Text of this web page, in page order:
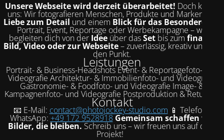
Unsere Webseite wird derzeit überarbeitet! Doch kurz zu
uns: Wir fotografieren Menschen, Produkte und Marken mit
Liebe zum Detail und einem Blick für das Besondere
Portrait, Event, Reportage oder Werbekampagne – wir
begleiten dich von der Ideeüber dasSetbis zum finalen
Bild, Video oder zur Webseite– zuverlässig, kreativ und auf
den Punkt.
Leistungen
Portrait- & Business-Headshots Event- & Reportagefoto- und
Videografie Architektur- & Immobilienfoto- und Videografie
Gastronomie- & Foodfoto- und Videografie Image- &
Kampagnenfoto- und Videografie Postproduktion & Retusche
Kontakt
📧 E-Mail: contact@photojockey-studio.com 📱 Telefon /
WhatsApp: +49 172 9528918 Gemeinsam schaffen wir
Bilder, die bleiben. Schreib uns – wir freuen uns auf dein
Projekt!